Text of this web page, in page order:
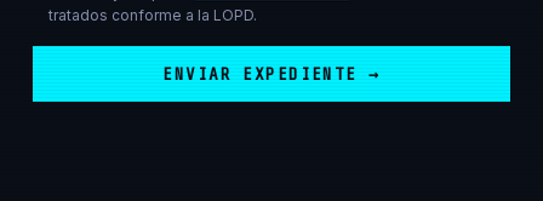
tratados conforme a la LOPD.
ENVIAR EXPEDIENTE →